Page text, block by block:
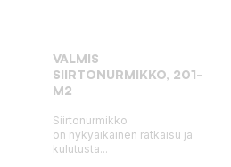
VALMIS
SIIRTONURMIKKO, 201-
M2
Siirtonurmikko
on nykyaikainen ratkaisu ja
kulutusta...